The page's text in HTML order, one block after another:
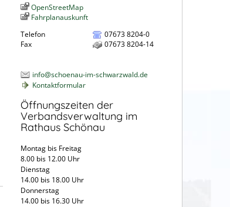
OpenStreetMap
Fahrplanauskunft
Telefon
07673 8204-0
Fax
07673 8204-14
info@schoenau-im-schwarzwald.de
Kontaktformular
Öffnungszeiten der
Verbandsverwaltung im
Rathaus Schönau
Montag bis Freitag
8.00 bis 12.00 Uhr
Dienstag
14.00 bis 18.00 Uhr
Donnerstag
14.00 bis 16.30 Uhr